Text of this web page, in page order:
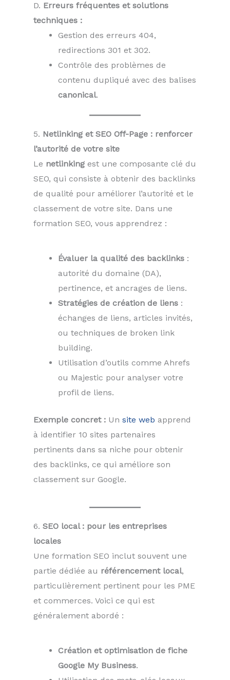
D. Erreurs fréquentes et solutions
techniques :
Gestion des erreurs 404,
redirections 301 et 302.
Contrôle des problèmes de
contenu dupliqué avec des balises
canonical.
5. Netlinking et SEO Off-Page : renforcer
l’autorité de votre site
Le netlinking est une composante clé du
SEO, qui consiste à obtenir des backlinks
de qualité pour améliorer l’autorité et le
classement de votre site. Dans une
formation SEO, vous apprendrez :
Évaluer la qualité des backlinks :
autorité du domaine (DA),
pertinence, et ancrages de liens.
Stratégies de création de liens :
échanges de liens, articles invités,
ou techniques de broken link
building.
Utilisation d’outils comme Ahrefs
ou Majestic pour analyser votre
profil de liens.
Exemple concret : Un site web apprend
à identifier 10 sites partenaires
pertinents dans sa niche pour obtenir
des backlinks, ce qui améliore son
classement sur Google.
6. SEO local : pour les entreprises
locales
Une formation SEO inclut souvent une
partie dédiée au référencement local,
particulièrement pertinent pour les PME
et commerces. Voici ce qui est
généralement abordé :
Création et optimisation de fiche
Google My Business.